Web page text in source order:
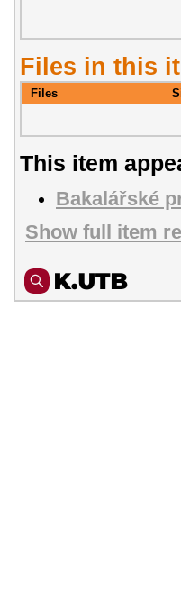
Files in this
Files
This item
Bakalářské
Show full item